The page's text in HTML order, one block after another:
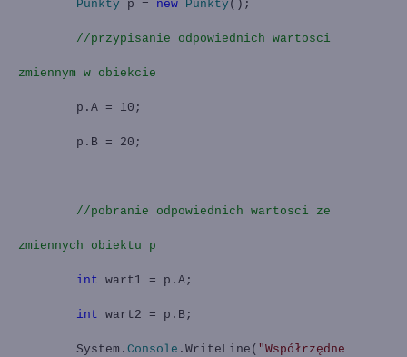
Punkty p = new Punkty ();
//przypisanie odpowiednich wartosci
zmiennym w obiekcie
p.A = 10;
p.B = 20;
//pobranie odpowiednich wartosci ze
zmiennych obiektu p
int wart1 = p.A;
int wart2 = p.B;
System. Console .WriteLine( "Współrzędne